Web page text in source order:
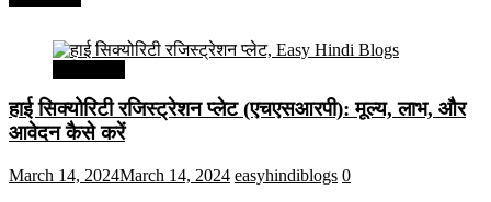
हाई सिक्योरिटी रजिस्ट्रेशन प्लेट (एचएसआरपी): मूल्य, लाभ, और
आवेदन कैसे करें
March 14, 2024March 14, 2024 easyhindiblogs 0